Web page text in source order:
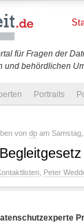
für Fragen der
und behördlichen
Portraits
von dp am
Peter